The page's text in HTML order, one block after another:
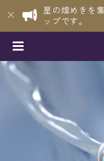
星の煌めきを
ップです。